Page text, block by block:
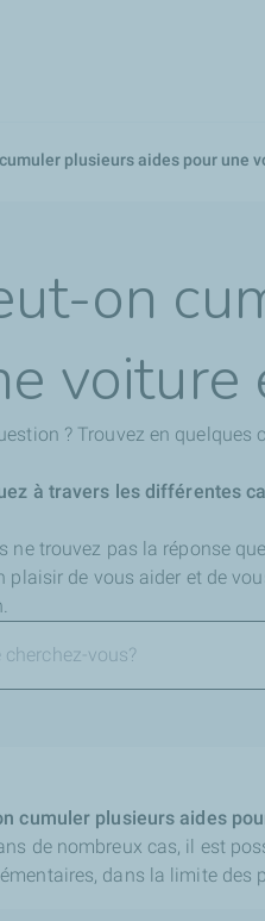
plusieurs aides pour une
on
voiture
? Trouvez en
à travers les différentes
ne trouvez pas la réponse
plaisir de vous aider et de
cumuler plusieurs aides
de nombreux cas, il est
dans la limite des